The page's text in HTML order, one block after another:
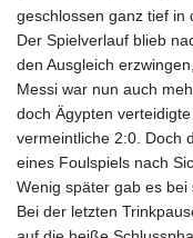
geschlossen ganz tief in
Der Spielverlauf blieb
den Ausgleich
Messi war nun auch
doch Ägypten
vermeintliche 2:0. Doch
eines Foulspiels nach
Wenig später gab es bei
Bei der letzten